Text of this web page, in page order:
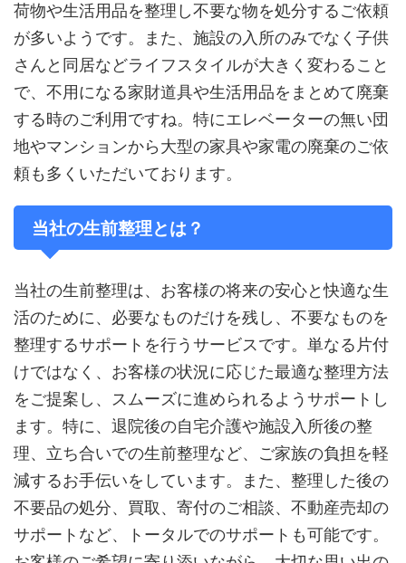
荷物や生活用品を整理し不要な物を処分するご依頼
が多いようです。また、施設の入所のみでなく子供
さんと同居などライフスタイルが大きく変わること
で、不用になる家財道具や生活用品をまとめて廃棄
する時のご利用ですね。特にエレベーターの無い団
地やマンションから大型の家具や家電の廃棄のご依
頼も多くいただいております。
当社の生前整理とは？
当社の生前整理は、お客様の将来の安心と快適な生
活のために、必要なものだけを残し、不要なものを
整理するサポートを行うサービスです。単なる片付
けではなく、お客様の状況に応じた最適な整理方法
をご提案し、スムーズに進められるようサポートし
ます。特に、退院後の自宅介護や施設入所後の整
理、立ち合いでの生前整理など、ご家族の負担を軽
減するお手伝いをしています。また、整理した後の
不要品の処分、買取、寄付のご相談、不動産売却の
サポートなど、トータルでのサポートも可能です。